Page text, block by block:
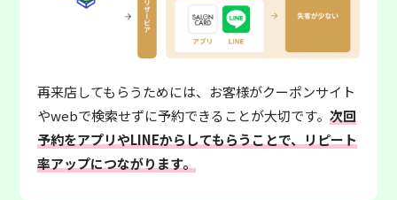
再来店してもらうためには、お客様がクーポンサイト
やwebで検索せずに予約できることが大切です。次回
予約をアプリやLINEからしてもらうことで、リピート
率アップにつながります。